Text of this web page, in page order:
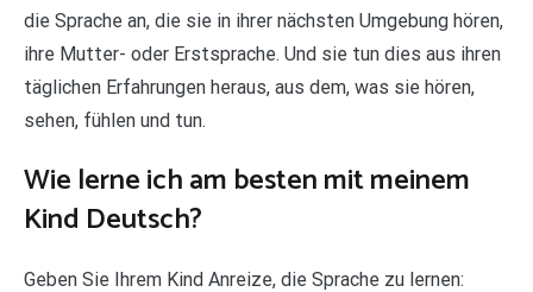
die Sprache an, die sie in ihrer nächsten Umgebung hören,
ihre Mutter- oder Erstsprache. Und sie tun dies aus ihren
täglichen Erfahrungen heraus, aus dem, was sie hören,
sehen, fühlen und tun.
Wie lerne ich am besten mit meinem
Kind Deutsch?
Geben Sie Ihrem Kind Anreize, die Sprache zu lernen: